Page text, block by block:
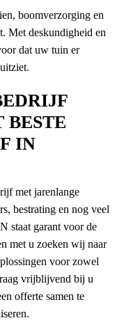
boomverzorging en
Met deskundigheid en
dat uw tuin er
BESTE
IN
met jarenlange
bestrating en nog veel
staat garant voor de
met u zoeken wij naar
voor zowel
vrijblijvend bij u
offerte samen te